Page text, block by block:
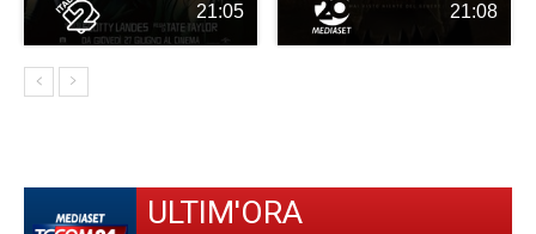
21:05 21:08
ULTIM'ORA